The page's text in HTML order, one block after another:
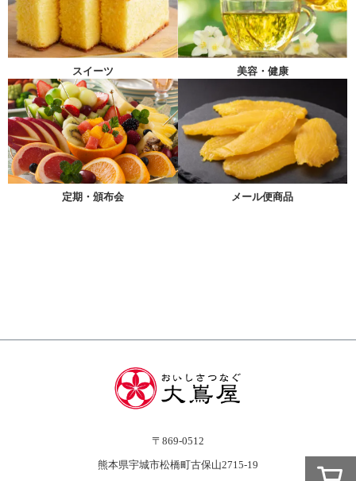
スイーツ 美容・健康
定期・頒布会 メール便商品
〒869-0512
熊本県宇城市松橋町古保山2715-19